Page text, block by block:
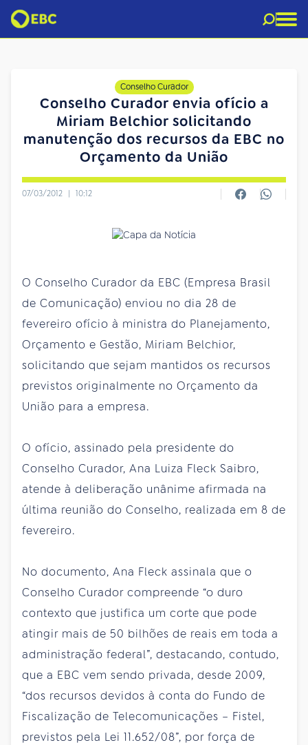
Conselho Curador
Conselho Curador envia ofício a
Miriam Belchior solicitando
manutenção dos recursos da EBC no
Orçamento da União
07/03/2012 | 10:12
O Conselho Curador da EBC (Empresa Brasil
de Comunicação) enviou no dia 28 de
fevereiro ofício à ministra do Planejamento,
Orçamento e Gestão, Miriam Belchior,
solicitando que sejam mantidos os recursos
previstos originalmente no Orçamento da
União para a empresa.
O ofício, assinado pela presidente do
Conselho Curador, Ana Luiza Fleck Saibro,
atende à deliberação unânime afirmada na
última reunião do Conselho, realizada em 8 de
fevereiro.
No documento, Ana Fleck assinala que o
Conselho Curador compreende “o duro
contexto que justifica um corte que pode
atingir mais de 50 bilhões de reais em toda a
administração federal”, destacando, contudo,
que a EBC vem sendo privada, desde 2009,
“dos recursos devidos à conta do Fundo de
Fiscalização de Telecomunicações – Fistel,
previstos pela Lei 11.652/08”, por força de